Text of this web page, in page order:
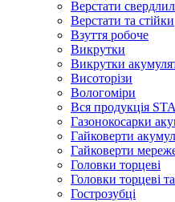
Верстати
Верстати та стійки
Взуття робоче
Викрутки
Викрутки
Висоторізи
Вологоміри
Вся продукція
Газонокосарки
Гайковерти
Гайковерти
Головки торцеві
Головки торцеві
Гострозубці